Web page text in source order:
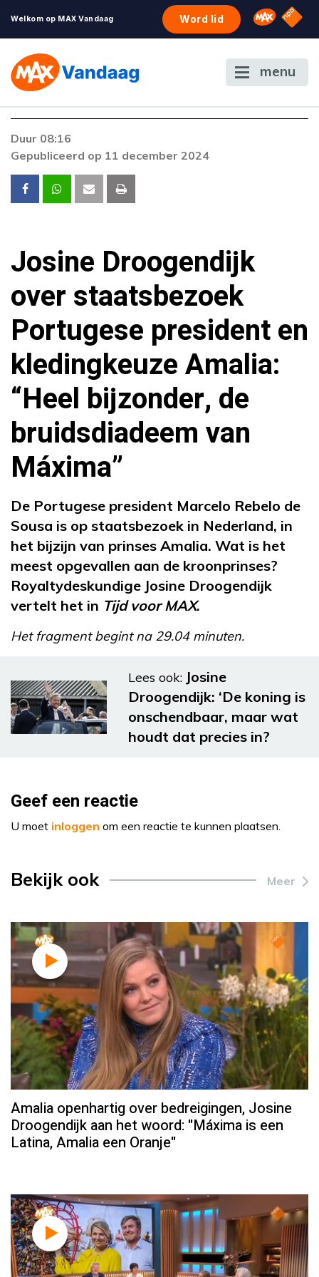
Welkom op MAX Vandaag Word lid Omroep
NPO
menu
Er is een licentie-fout opgetreden. Als het
contact op met onze klantenservice.
Duur 08:16
Gepubliceerd op 11 december 2024
Josine Droogendijk
over staatsbezoek
Portugese president en
kledingkeuze Amalia:
“Heel bijzonder, de
bruidsdiadeem van
Máxima”
De Portugese president Marcelo Rebelo de
Sousa is op staatsbezoek in Nederland, in
het bijzijn van prinses Amalia. Wat is het
meest opgevallen aan de kroonprinses?
Royaltydeskundige Josine Droogendijk
vertelt het in Tijd voor MAX.
Het fragment begint na 29.04 minuten.
Lees ook: Josine
Droogendijk: ‘De koning is
onschendbaar, maar wat
houdt dat precies in?
Geef een reactie
U moet inloggen om een reactie te kunnen plaatsen.
Bekijk ook Meer
Amalia openhartig over bedreigingen, Josine
Droogendijk aan het woord: "Máxima is een
Latina, Amalia een Oranje"